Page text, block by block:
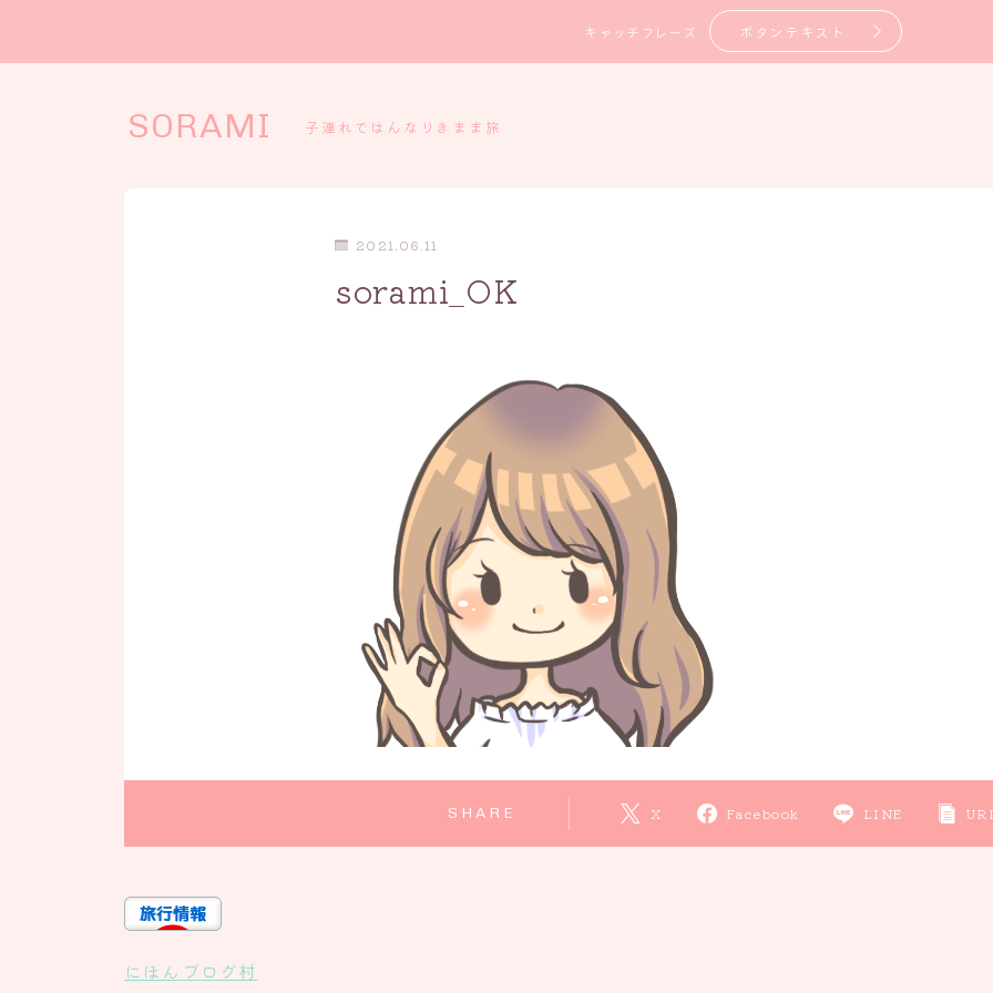
キャッチフレーズ ボタンテキスト
SORAMI 子連れではんなりきまま旅
2021.06.11
sorami_OK
SHARE X Facebook LINE
にほんブログ村